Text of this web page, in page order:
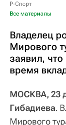
Р-Спорт
Все материалы
Владелец
Мирового
заявил,
время
МОСКВА, 23
Гибадиева.
Мирового